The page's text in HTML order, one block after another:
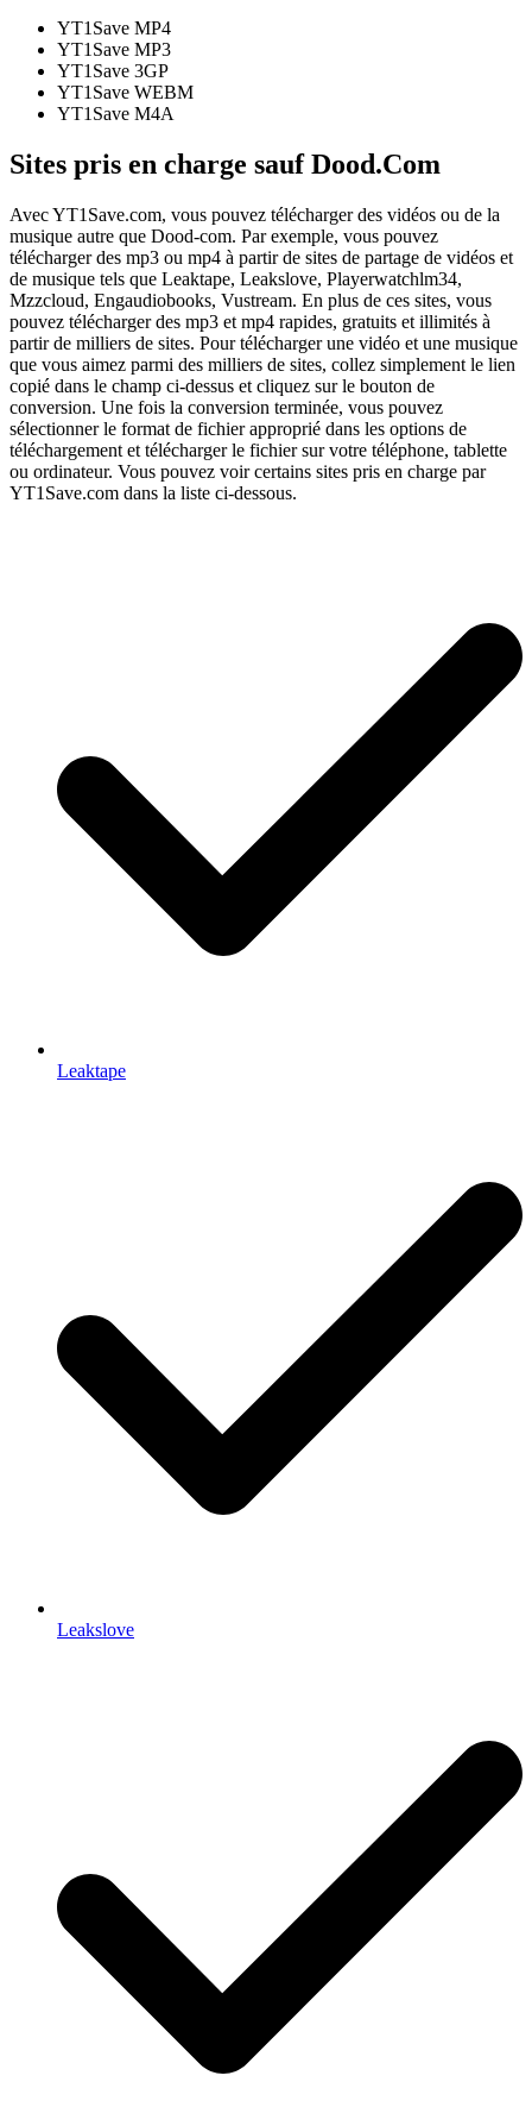
YT1Save MP4
YT1Save MP3
YT1Save 3GP
YT1Save WEBM
YT1Save M4A
Sites pris en charge sauf Dood.Com
Avec YT1Save.com, vous pouvez télécharger des vidéos ou de la
musique autre que Dood-com. Par exemple, vous pouvez
télécharger des mp3 ou mp4 à partir de sites de partage de vidéos et
de musique tels que Leaktape, Leakslove, Playerwatchlm34,
Mzzcloud, Engaudiobooks, Vustream. En plus de ces sites, vous
pouvez télécharger des mp3 et mp4 rapides, gratuits et illimités à
partir de milliers de sites. Pour télécharger une vidéo et une musique
que vous aimez parmi des milliers de sites, collez simplement le lien
copié dans le champ ci-dessus et cliquez sur le bouton de
conversion. Une fois la conversion terminée, vous pouvez
sélectionner le format de fichier approprié dans les options de
téléchargement et télécharger le fichier sur votre téléphone, tablette
ou ordinateur. Vous pouvez voir certains sites pris en charge par
YT1Save.com dans la liste ci-dessous.
Leaktape
Leakslove